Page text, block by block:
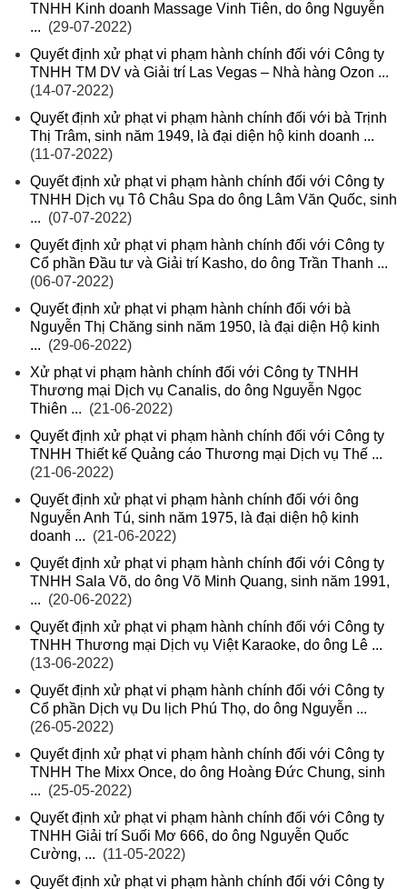
TNHH Kinh doanh Massage Vinh Tiên, do ông Nguyễn
... (29-07-2022)
Quyết định xử phạt vi phạm hành chính đối với Công ty
TNHH TM DV và Giải trí Las Vegas – Nhà hàng Ozon ...
(14-07-2022)
Quyết định xử phạt vi phạm hành chính đối với bà Trịnh
Thị Trâm, sinh năm 1949, là đại diện hộ kinh doanh ...
(11-07-2022)
Quyết định xử phạt vi phạm hành chính đối với Công ty
TNHH Dịch vụ Tô Châu Spa do ông Lâm Văn Quốc, sinh
... (07-07-2022)
Quyết định xử phạt vi phạm hành chính đối với Công ty
Cổ phần Đầu tư và Giải trí Kasho, do ông Trần Thanh ...
(06-07-2022)
Quyết định xử phạt vi phạm hành chính đối với bà
Nguyễn Thị Chăng sinh năm 1950, là đại diện Hộ kinh
... (29-06-2022)
Xử phạt vi phạm hành chính đối với Công ty TNHH
Thương mại Dịch vụ Canalis, do ông Nguyễn Ngọc
Thiên ... (21-06-2022)
Quyết định xử phạt vi phạm hành chính đối với Công ty
TNHH Thiết kế Quảng cáo Thương mại Dịch vụ Thế ...
(21-06-2022)
Quyết định xử phạt vi phạm hành chính đối với ông
Nguyễn Anh Tú, sinh năm 1975, là đại diện hộ kinh
doanh ... (21-06-2022)
Quyết định xử phạt vi phạm hành chính đối với Công ty
TNHH Sala Võ, do ông Võ Minh Quang, sinh năm 1991,
... (20-06-2022)
Quyết định xử phạt vi phạm hành chính đối với Công ty
TNHH Thương mại Dịch vụ Việt Karaoke, do ông Lê ...
(13-06-2022)
Quyết định xử phạt vi phạm hành chính đối với Công ty
Cổ phần Dịch vụ Du lịch Phú Thọ, do ông Nguyễn ...
(26-05-2022)
Quyết định xử phạt vi phạm hành chính đối với Công ty
TNHH The Mixx Once, do ông Hoàng Đức Chung, sinh
... (25-05-2022)
Quyết định xử phạt vi phạm hành chính đối với Công ty
TNHH Giải trí Suối Mơ 666, do ông Nguyễn Quốc
Cường, ... (11-05-2022)
Quyết định xử phạt vi phạm hành chính đối với Công ty